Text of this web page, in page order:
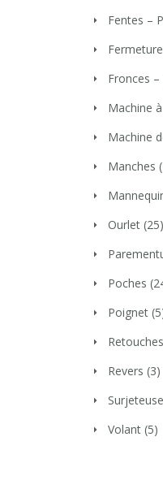
Fentes –
Fronces
Machine
Machine
Manches
Ourlet (25)
Poches
Poignet
Retouches
Revers (3)
Volant (5)